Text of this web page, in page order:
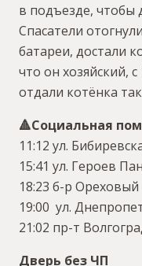
в подъезде, чтобы
Спасатели
батареи, достали
что он хозяйский,
отдали котёнка
🔺️Социальная
11:12 ул.
15:41 ул. Героев
18:23 б-р Ореховый
19:00 ул.
21:02 пр-т
Дверь без ЧП